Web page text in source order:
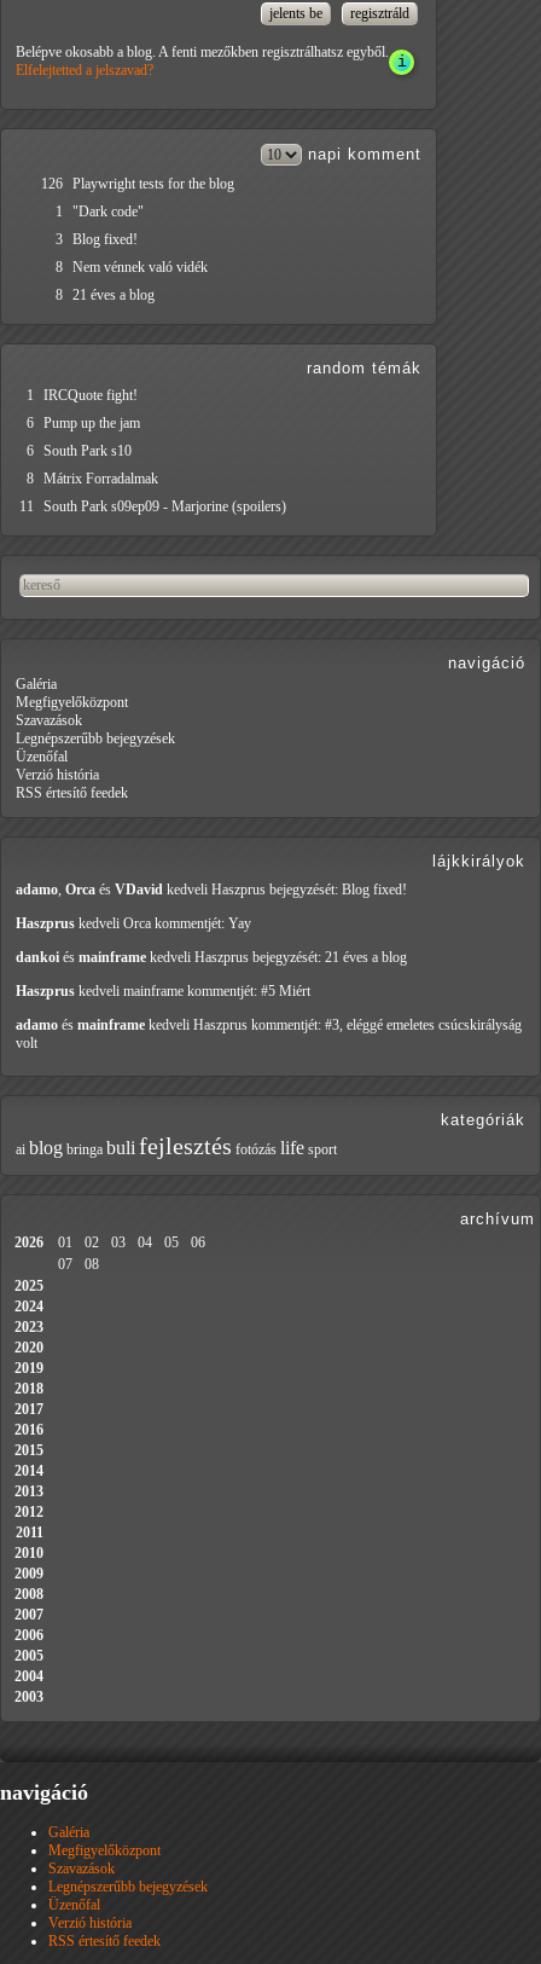
Belépve okosabb a blog. A fenti mezőkben regisztrálhatsz egyből.
Elfelejtetted a jelszavad?
napi komment
126 Playwright tests for the blog
1
"Dark code"
3 Blog fixed!
8 Nem vénnek való vidék
8 21 éves a blog
random témák
1
IRCQuote fight!
6 Pump up the jam
6 South Park s10
8 Mátrix Forradalmak
11
South Park s09ep09 - Marjorine (spoilers)
navigáció
Galéria
Megfigyelőközpont
Szavazások
Legnépszerűbb bejegyzések
Üzenőfal
Verzió história
RSS értesítő feedek
lájkkirályok
adamo, Orca és VDavid kedveli Haszprus bejegyzését: Blog fixed!
Haszprus kedveli Orca kommentjét: Yay
dankoi és mainframe kedveli Haszprus bejegyzését: 21 éves a blog
Haszprus kedveli mainframe kommentjét: #5 Miért
adamo és mainframe kedveli Haszprus kommentjét: #3, eléggé emeletes csúcskirályság
volt
kategóriák
ai blog bringa buli fejlesztés fotózás life sport
archívum
2026 01 02 03 04 05
06
07
08
2025
2024
2023
2020
2019
2018
2017
2016
2015
2014
2013
2012
2011
2010
2009
2008
2007
2006
2005
2004
2003
navigáció
Galéria
Megfigyelőközpont
Szavazások
Legnépszerűbb bejegyzések
Üzenőfal
Verzió história
RSS értesítő feedek